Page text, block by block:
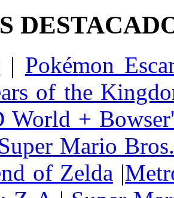
| Pokémon
of the
World +
Mario
of Zelda |